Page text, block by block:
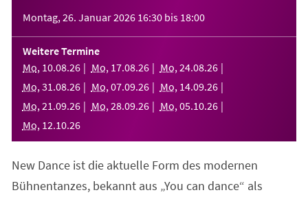
Montag, 26. Januar 2026 16:30 bis 18:00
Weitere Termine
Mo, 10.08.26 Mo, 17.08.26 Mo, 24.08.26
Mo, 31 .08.26 Mo, 07.09.26 Mo, 14.09.26
Mo, 21 .09.26 Mo, 28.09.26 Mo, 05.10.26
Mo, 12.10.26
New Dance ist die aktuelle Form des modernen
Bühnentanzes, bekannt aus „You can dance“ als